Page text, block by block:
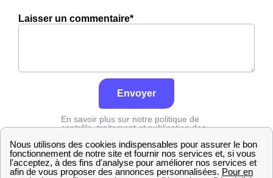
Laisser un commentaire*
Envoyer
En savoir plus sur notre politique de
contrôle, traitement et publication des
Engie Hérault Vérargues